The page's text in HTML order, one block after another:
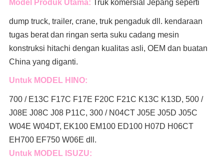
Model Produk Utama: Truk komersial Jepang seperti
dump truck, trailer, crane, truk pengaduk dll. kendaraan
tugas berat dan ringan serta suku cadang mesin
konstruksi hitachi dengan kualitas asli, OEM dan buatan
China yang diganti.
Untuk MODEL HINO:
700 / E13C F17C F17E F20C F21C K13C K13D, 500 /
J08E J08C J08 P11C, 300 / N04CT J05E J05D J05C
W04E W04DT, EK100 EM100 ED100 H07D H06CT
EH700 EF750 W06E dll.
Untuk MODEL ISUZU: